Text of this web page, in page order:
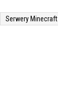
Serwery